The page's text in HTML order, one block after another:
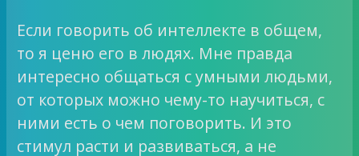
Если говорить об интеллекте в общем,
то я ценю его в людях. Мне правда
интересно общаться с умными людьми,
от которых можно чему-то научиться, с
ними есть о чем поговорить. И это
стимул расти и развиваться, а не